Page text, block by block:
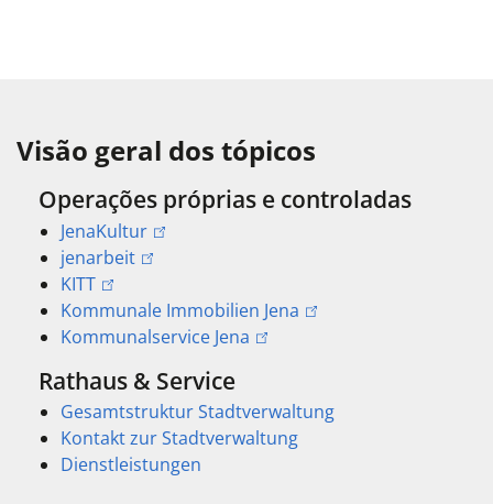
Visão geral dos tópicos
Operações próprias e controladas
JenaKultur
jenarbeit
KITT
Kommunale Immobilien Jena
Kommunalservice Jena
Rathaus & Service
Gesamtstruktur Stadtverwaltung
Kontakt zur Stadtverwaltung
Dienstleistungen